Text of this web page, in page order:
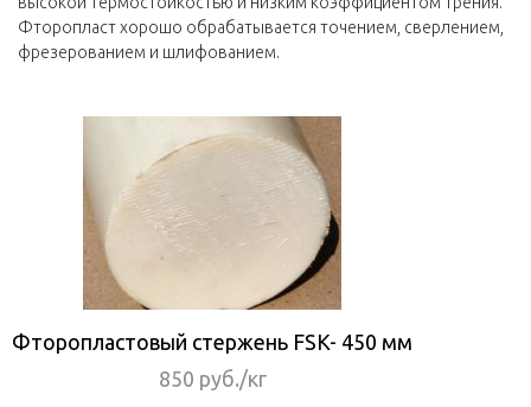
Фторопласт хорошо обрабатывается точением, сверлением,
фрезерованием и шлифованием.
Фторопластовый стержень FSK- 450 мм
850 руб./кг